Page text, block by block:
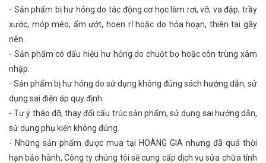
- Sản phẩm bị hư hỏng do tác động cơ học làm rơi, vỡ, va đập, trầy
xước, móp méo, ẩm ướt, hoen rỉ hoặc do hỏa hoạn, thiên tai gây
nên.
- Sản phẩm có dấu hiệu hư hỏng do chuột bọ hoặc côn trùng xâm
nhập.
- Sản phẩm bị hư hỏng do sử dụng không đúng sách hướng dẫn, sử
dụng sai điện áp quy định.
- Tự ý tháo dỡ, thay đổi cấu trúc sản phẩm, sử dụng sai hướng dẫn,
sử dụng phụ kiện không đúng.
- Những sản phẩm được mua tại HOÀNG GIA nhưng đã quá thời
hạn bảo hành, Công ty chúng tôi sẽ cung cấp dịch vụ sửa chữa tính